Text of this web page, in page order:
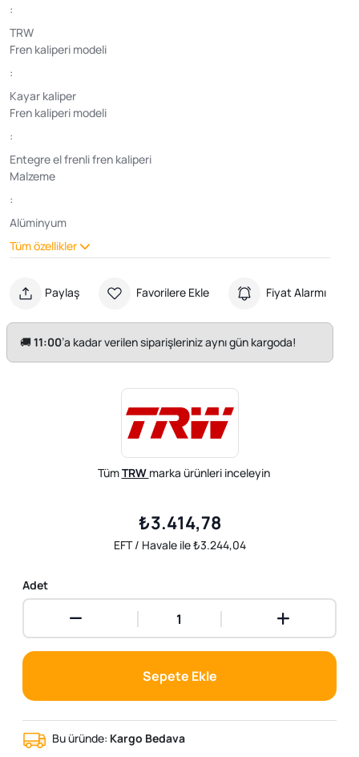
:
TRW
Fren kaliperi modeli
:
Kayar kaliper
Fren kaliperi modeli
:
Entegre el frenli fren kaliperi
Malzeme
:
Alüminyum
Tüm özellikler
Paylaş Favorilere Ekle Fiyat Alarmı
🚚11:00’a kadar verilen siparişleriniz aynı gün kargoda!
TümTRW marka ürünleri inceleyin
₺3.414,78
EFT / Havale ile ₺3.244,04
Adet
Sepete Ekle
Bu üründe: Kargo Bedava